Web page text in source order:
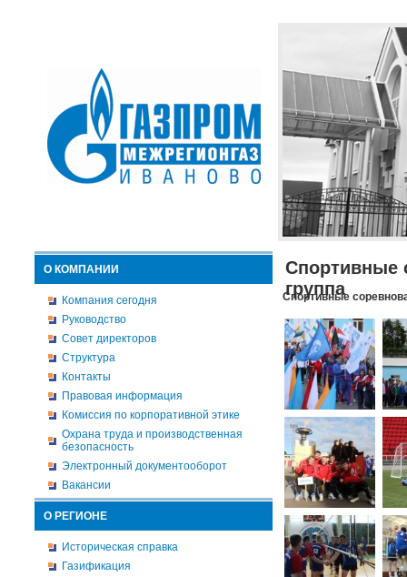
О КОМПАНИИ
Компания сегодня
Руководство
Совет директоров
Структура
Контакты
Правовая информация
Комиссия по корпоративной этике
Охрана труда и производственная
безопасность
Электронный документооборот
Вакансии
О РЕГИОНЕ
Историческая справка
Газификация
Спортивные
группа
Спортивные